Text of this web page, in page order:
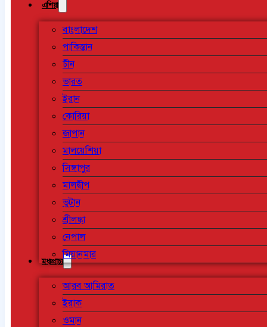
এশিয়া
বাংলাদেশ
পাকিস্তান
চীন
ভারত
ইরান
কোরিয়া
জাপান
মালয়েশিয়া
সিঙ্গাপুর
মালদ্বীপ
ভুটান
শ্রীলঙ্কা
নেপাল
মিয়ানমার
মধ্যপ্রাচ্য
আরব আমিরাত
ইরাক
ওমান